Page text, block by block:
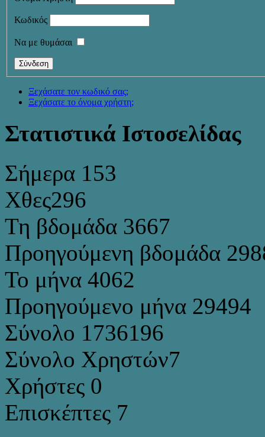
Κωδικός
Να με θυμάσαι
Ξεχάσατε τον κωδικό σας;
Ξεχάσατε το όνομα χρήστη;
Στατιστικά Ιστοσελίδας
Σήμερα 153
Χθες296
Τη βδομάδα 3667
Προηγούμενη βδομάδα
Το μήνα 4062
Προηγούμενο μήνα 29494
Σύνολο 1736196
Σύνολο Χρηστών7
Χρήστες 0
Επισκέπτες 7